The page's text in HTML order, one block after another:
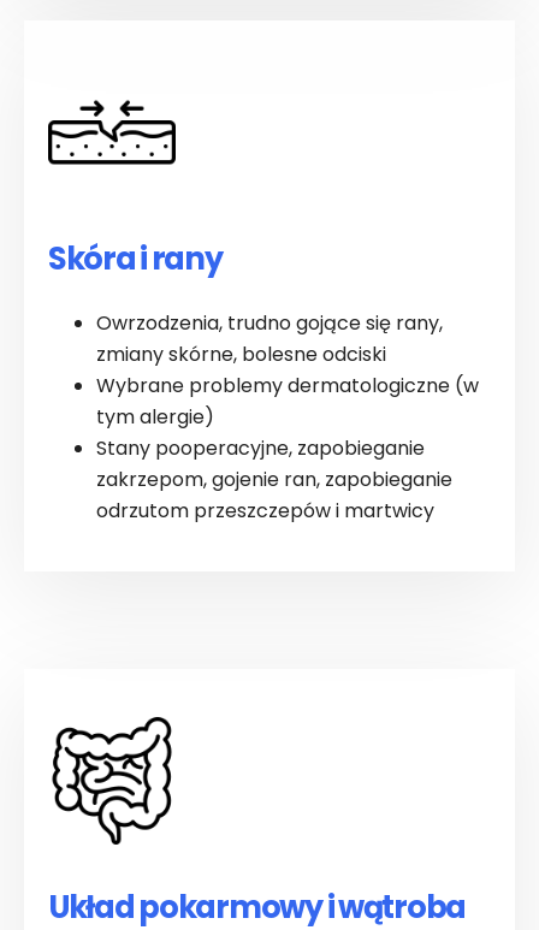
Skóra i rany
Owrzodzenia, trudno gojące się rany,
zmiany skórne, bolesne odciski
Wybrane problemy dermatologiczne (w
tym alergie)
Stany pooperacyjne, zapobieganie
zakrzepom, gojenie ran, zapobieganie
odrzutom przeszczepów i martwicy
Układ pokarmowy i wątroba